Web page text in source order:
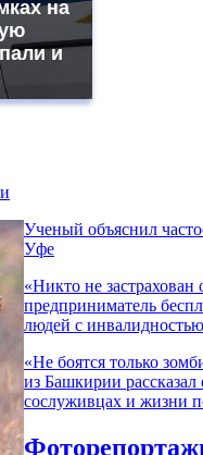
на
и
Ученый объяснил
Уфе
«Никто не
предприниматель
людей с инвалидностью
«Не боятся только
из Башкирии
сослуживцах и жизни